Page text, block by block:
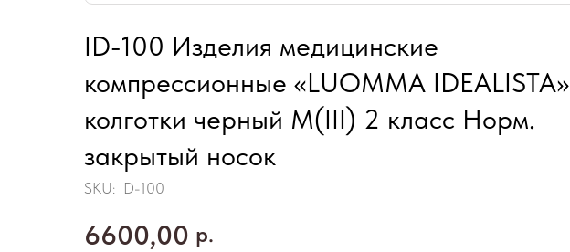
ID-100 Изделия медицинские
компрессионные «LUOMMA IDEALISTA»
колготки черный M(III) 2 класс Норм.
закрытый носок
SKU: ID-100
6600,00 р.